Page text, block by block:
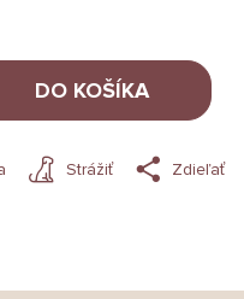
DO KOŠÍKA
Strážiť Zdieľať